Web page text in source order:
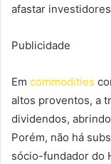
afastar
Publicidade
Em commodities
altos proventos, a
dividendos,
Porém, não há
sócio-fundador do